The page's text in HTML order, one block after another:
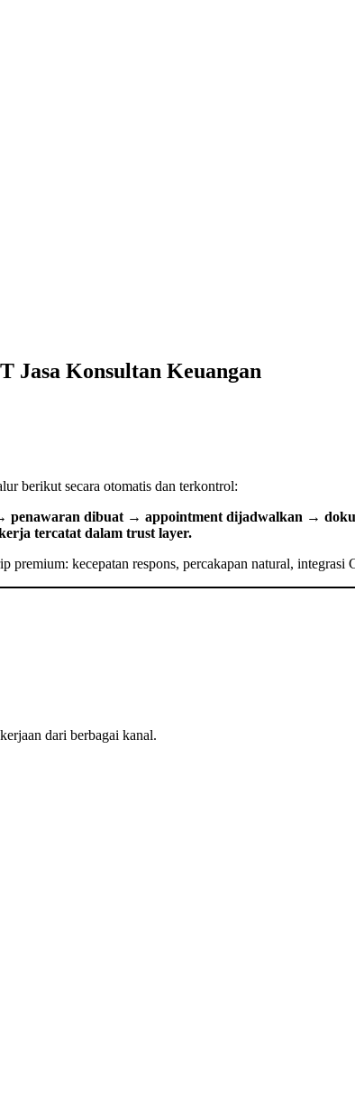
Konsultan Keuangan
berikut secara otomatis dan terkontrol:
dibuat → appointment dijadwalkan →
tercatat dalam trust layer.
kecepatan respons, percakapan natural,
dari berbagai kanal.